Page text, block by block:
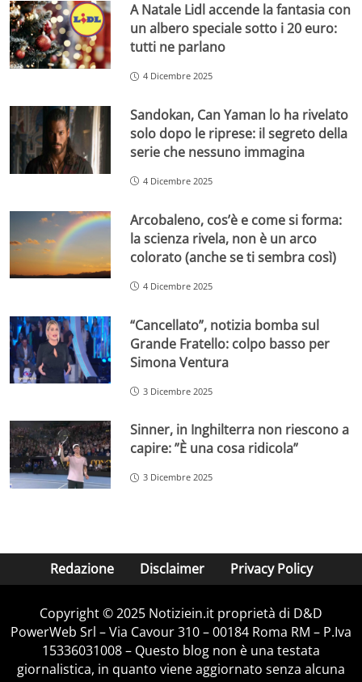
A Natale Lidl accende la fantasia con
un albero speciale sotto i 20 euro:
tutti ne parlano
4 Dicembre 2025
Sandokan, Can Yaman lo ha rivelato
solo dopo le riprese: il segreto della
serie che nessuno immagina
4 Dicembre 2025
Arcobaleno, cos’è e come si forma:
la scienza rivela, non è un arco
colorato (anche se ti sembra così)
4 Dicembre 2025
“Cancellato”, notizia bomba sul
Grande Fratello: colpo basso per
Simona Ventura
3 Dicembre 2025
Sinner, in Inghilterra non riescono a
capire: ”È una cosa ridicola”
3 Dicembre 2025
Redazione Disclaimer Privacy Policy
Copyright © 2025 Notiziein.it proprietà di D&D
PowerWeb Srl – Via Cavour 310 – 00184 Roma RM – P.Iva
15336031008 – Questo blog non è una testata
giornalistica, in quanto viene aggiornato senza alcuna